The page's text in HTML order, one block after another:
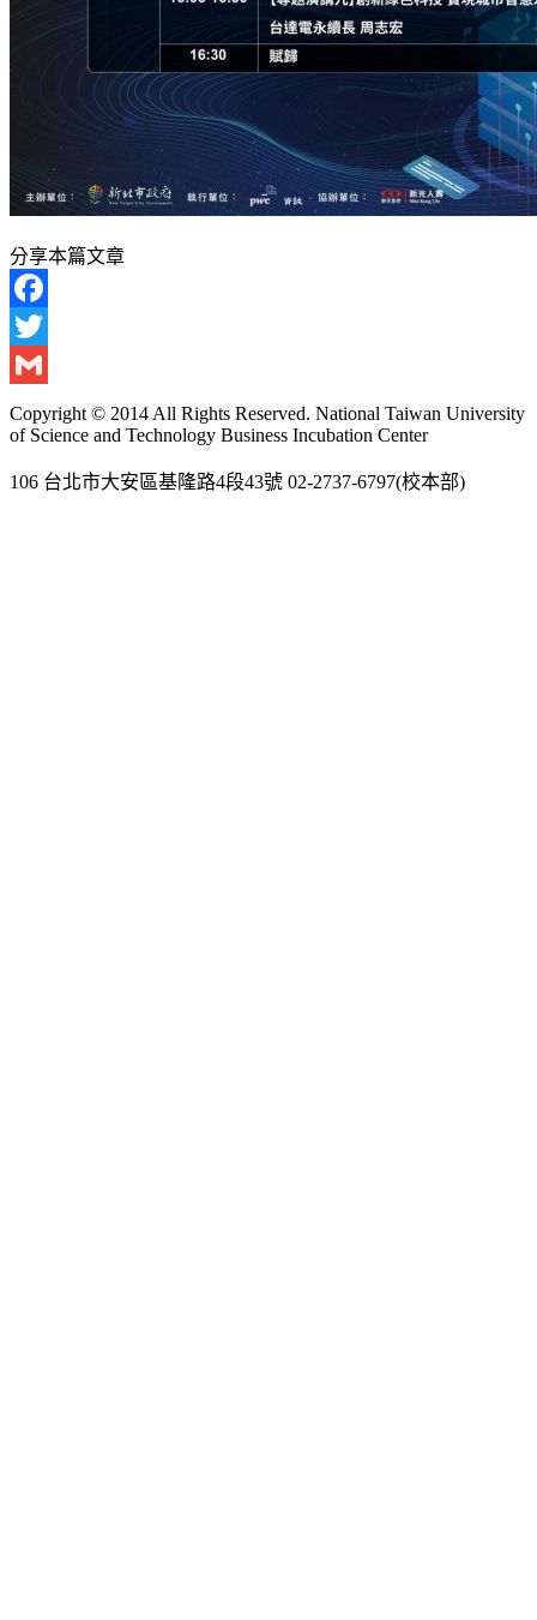
分享本篇文章
Facebook
Twitter
Gmail
Copyright © 2014 All Rights Reserved. National Taiwan University
of Science and Technology Business Incubation Center
106 台北市大安區基隆路4段43號 02-2737-6797(校本部)